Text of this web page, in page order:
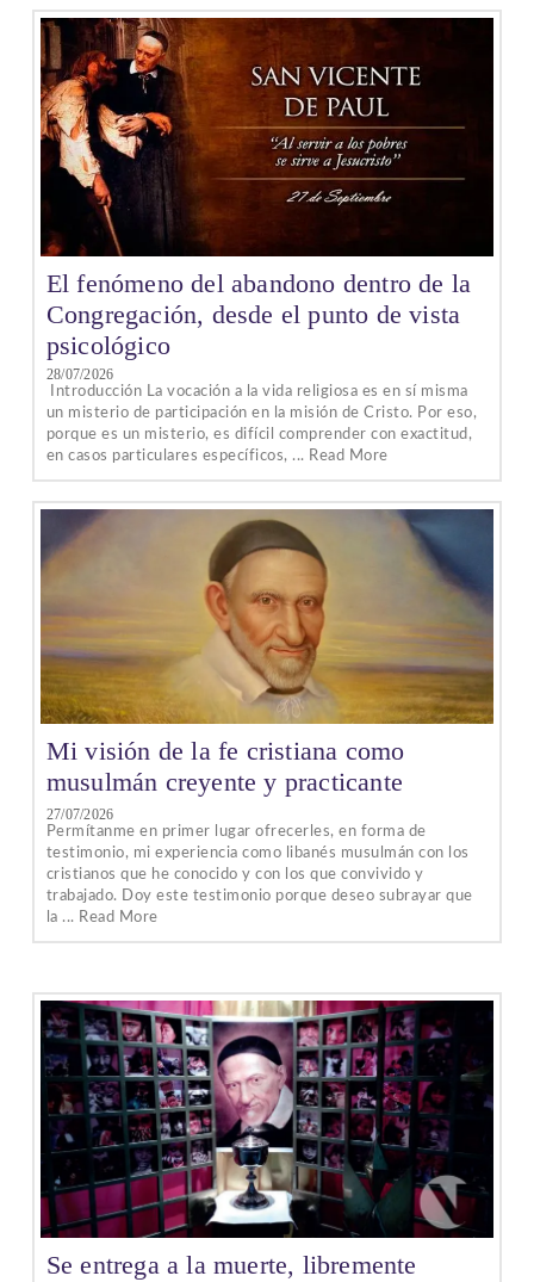
El fenómeno del abandono dentro de la
Congregación, desde el punto de vista
psicológico
28/07/2026
Introducción La vocación a la vida religiosa es en sí misma
un misterio de participación en la misión de Cristo. Por eso,
porque es un misterio, es difícil comprender con exactitud,
en casos particulares específicos, ... Read More
Mi visión de la fe cristiana como
musulmán creyente y practicante
27/07/2026
Permítanme en primer lugar ofrecerles, en forma de
testimonio, mi experiencia como libanés musulmán con los
cristianos que he conocido y con los que convivido y
trabajado. Doy este testimonio porque deseo subrayar que
la ... Read More
Se entrega a la muerte, libremente